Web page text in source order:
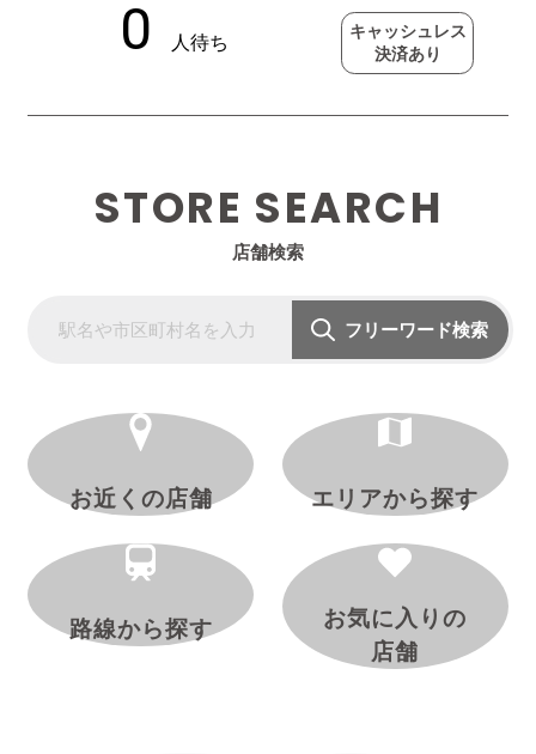
キャッシュレス
決済あり
STORE SEARCH
店舗検索
フリーワード検索
お近くの店舗 エリアから探す
路線から探す
お気に入りの
店舗